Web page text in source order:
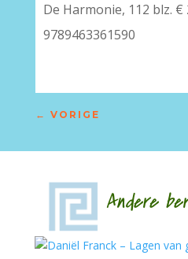
De Harmonie, 112 blz. €
9789463361590
← VORIGE
Andere